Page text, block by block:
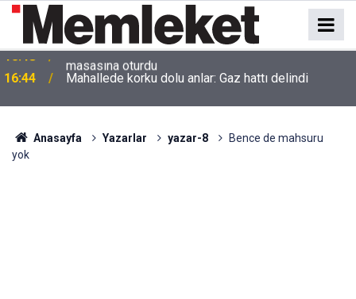
16:44 Mahallede korku dolu anlar: Gaz hattı delindi
Anasayfa Yazarlar yazar-8
Bence de mahsuru
yok